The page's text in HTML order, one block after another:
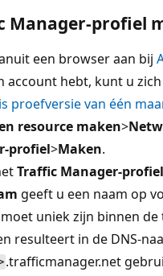
Manager-profiel
een browser aan bij
account hebt, kunt u
proefversie van één
resource maken>
profiel>Maken.
Traffic Manager-profiel
geeft u een naam op
uniek zijn binnen
resulteert in de DNS-
.trafficmanager.net